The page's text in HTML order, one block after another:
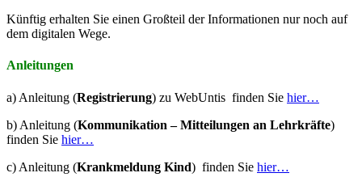
Künftig erhalten Sie einen Großteil der Informationen nur noch auf
dem digitalen Wege.
Anleitungen
a) Anleitung (Registrierung) zu WebUntis finden Sie hier…
b) Anleitung (Kommunikation – Mitteilungen an Lehrkräfte)
finden Sie hier…
c) Anleitung (Krankmeldung Kind) finden Sie hier…